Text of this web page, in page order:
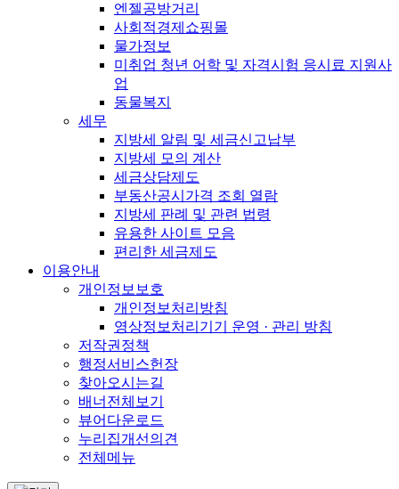
엔젤공방거리
사회적경제쇼핑몰
물가정보
미취업 청년 어학 및 자격시험 응시료 지원사
업
동물복지
세무
지방세 알림 및 세금신고납부
지방세 모의 계산
세금상담제도
부동산공시가격 조회 열람
지방세 판례 및 관련 법령
유용한 사이트 모음
편리한 세금제도
이용안내
개인정보보호
개인정보처리방침
영상정보처리기기 운영 · 관리 방침
저작권정책
행정서비스헌장
찾아오시는길
배너전체보기
뷰어다운로드
누리집개선의견
전체메뉴